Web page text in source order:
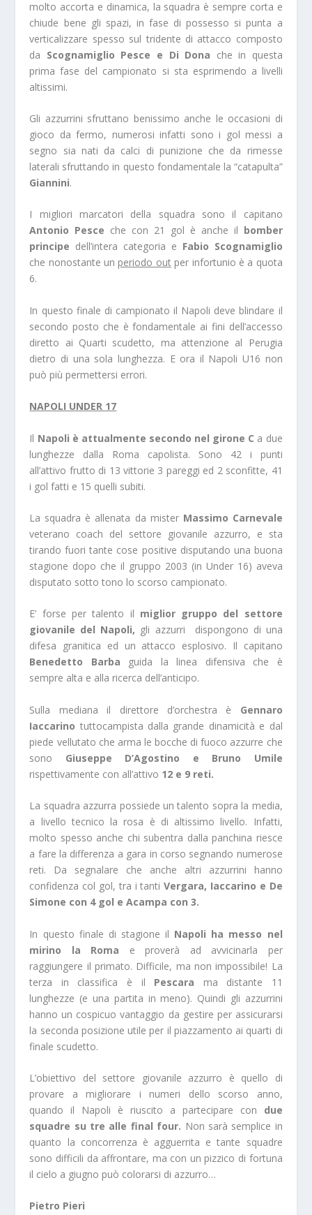
molto accorta e dinamica, la squadra è sempre corta e
chiude bene gli spazi, in fase di possesso si punta a
verticalizzare spesso sul tridente di attacco composto
da Scognamiglio Pesce e Di Dona che in questa
prima fase del campionato si sta esprimendo a livelli
altissimi.
Gli azzurrini sfruttano benissimo anche le occasioni di
gioco da fermo, numerosi infatti sono i gol messi a
segno sia nati da calci di punizione che da rimesse
laterali sfruttando in questo fondamentale la “catapulta”
Giannini.
I migliori marcatori della squadra sono il capitano
Antonio Pesce che con 21 gol è anche il bomber
principe dell’intera categoria e Fabio Scognamiglio
che nonostante un periodo outper infortunio è a quota
6.
In questo finale di campionato il Napoli deve blindare il
secondo posto che è fondamentale ai fini dell’accesso
diretto ai Quarti scudetto, ma attenzione al Perugia
dietro di una sola lunghezza. E ora il Napoli U16 non
può più permettersi errori.
NAPOLI UNDER 17
Il Napoli è attualmente secondo nel girone C a due
lunghezze dalla Roma capolista. Sono 42 i punti
all’attivo frutto di 13 vittorie 3 pareggi ed 2 sconfitte, 41
i gol fatti e 15 quelli subiti.
La squadra è allenata da mister Massimo Carnevale
veterano coach del settore giovanile azzurro, e sta
tirando fuori tante cose positive disputando una buona
stagione dopo che il gruppo 2003 (in Under 16) aveva
disputato sotto tono lo scorso campionato.
E’ forse per talento il miglior gruppo del settore
giovanile del Napoli, gli azzurri dispongono di una
difesa granitica ed un attacco esplosivo. Il capitano
Benedetto Barba guida la linea difensiva che è
sempre alta e alla ricerca dell’anticipo.
Sulla mediana il direttore d’orchestra è Gennaro
Iaccarino tuttocampista dalla grande dinamicità e dal
piede vellutato che arma le bocche di fuoco azzurre che
sono Giuseppe D’Agostino e Bruno Umile
rispettivamente con all’attivo 12 e 9 reti.
La squadra azzurra possiede un talento sopra la media,
a livello tecnico la rosa è di altissimo livello. Infatti,
molto spesso anche chi subentra dalla panchina riesce
a fare la differenza a gara in corso segnando numerose
reti. Da segnalare che anche altri azzurrini hanno
confidenza col gol, tra i tanti Vergara, Iaccarino e De
Simone con 4 gol e Acampa con 3.
In questo finale di stagione il Napoli ha messo nel
mirino la Roma e proverà ad avvicinarla per
raggiungere il primato. Difficile, ma non impossibile! La
terza in classifica è il Pescara ma distante 11
lunghezze (e una partita in meno). Quindi gli azzurrini
hanno un cospicuo vantaggio da gestire per assicurarsi
la seconda posizione utile per il piazzamento ai quarti di
finale scudetto.
L’obiettivo del settore giovanile azzurro è quello di
provare a migliorare i numeri dello scorso anno,
quando il Napoli è riuscito a partecipare con due
squadre su tre alle final four. Non sarà semplice in
quanto la concorrenza è agguerrita e tante squadre
sono difficili da affrontare, ma con un pizzico di fortuna
il cielo a giugno può colorarsi di azzurro…
Pietro Pieri